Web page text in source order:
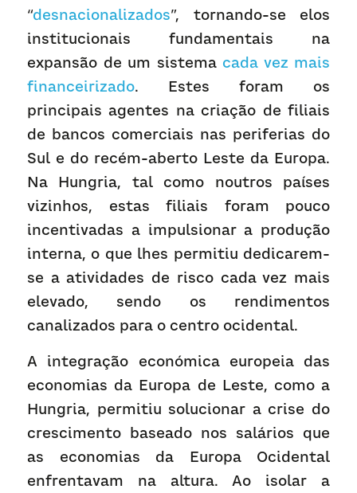
“desnacionalizados”, tornando-se elos
institucionais fundamentais na
expansão de um sistema cada vez mais
financeirizado. Estes foram os
principais agentes na criação de filiais
de bancos comerciais nas periferias do
Sul e do recém-aberto Leste da Europa.
Na Hungria, tal como noutros países
vizinhos, estas filiais foram pouco
incentivadas a impulsionar a produção
interna, o que lhes permitiu dedicarem-
se a atividades de risco cada vez mais
elevado, sendo os rendimentos
canalizados para o centro ocidental.
A integração económica europeia das
economias da Europa de Leste, como a
Hungria, permitiu solucionar a crise do
crescimento baseado nos salários que
as economias da Europa Ocidental
enfrentavam na altura. Ao isolar a